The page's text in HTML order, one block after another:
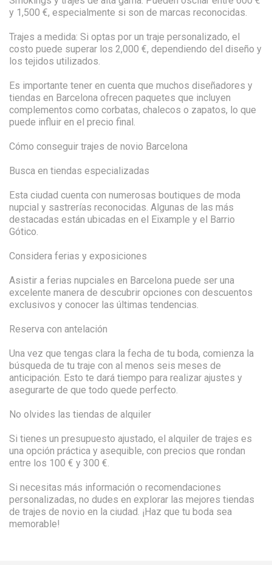
y 1,500 €, especialmente si son de marcas reconocidas.
Trajes a medida: Si optas por un traje personalizado, el
costo puede superar los 2,000 €, dependiendo del diseño y
los tejidos utilizados.
Es importante tener en cuenta que muchos diseñadores y
tiendas en Barcelona ofrecen paquetes que incluyen
complementos como corbatas, chalecos o zapatos, lo que
puede influir en el precio final.
Cómo conseguir trajes de novio Barcelona
Busca en tiendas especializadas
Esta ciudad cuenta con numerosas boutiques de moda
nupcial y sastrerías reconocidas. Algunas de las más
destacadas están ubicadas en el Eixample y el Barrio
Gótico.
Considera ferias y exposiciones
Asistir a ferias nupciales en Barcelona puede ser una
excelente manera de descubrir opciones con descuentos
exclusivos y conocer las últimas tendencias.
Reserva con antelación
Una vez que tengas clara la fecha de tu boda, comienza la
búsqueda de tu traje con al menos seis meses de
anticipación. Esto te dará tiempo para realizar ajustes y
asegurarte de que todo quede perfecto.
No olvides las tiendas de alquiler
Si tienes un presupuesto ajustado, el alquiler de trajes es
una opción práctica y asequible, con precios que rondan
entre los 100 € y 300 €.
Si necesitas más información o recomendaciones
personalizadas, no dudes en explorar las mejores tiendas
de trajes de novio en la ciudad. ¡Haz que tu boda sea
memorable!